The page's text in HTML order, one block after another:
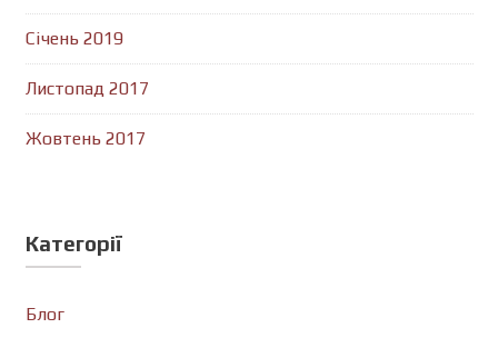
Січень 2019
Листопад 2017
Жовтень 2017
Категорії
Блог